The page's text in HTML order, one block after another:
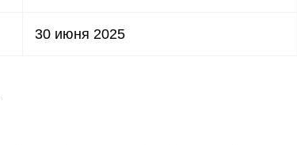
30 июня 2025